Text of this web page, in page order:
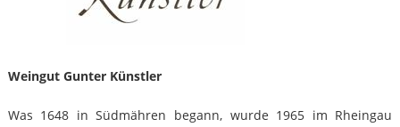
Weingut Gunter Künstler
Was 1648 in Südmähren begann, wurde 1965 im Rheingau